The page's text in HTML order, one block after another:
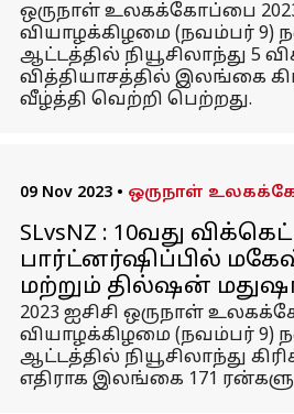
ஒருநாள் உலகக்கோப்பை
வியாழக்கிழமை (நவம்பர் 9)
ஆட்டத்தில் நியூசிலாந்து 5
வித்தியாசத்தில் இலங்கை
வீழ்த்தி வெற்றி பெற்றது.
09 Nov 2023 • ஒருநாள்
SLvsNZ : 10வது விக்கெட்
பார்ட்னர்ஷிப்பில்
மற்றும் தில்ஷன்
2023 ஐசிசி ஒருநாள்
வியாழக்கிழமை (நவம்பர் 9)
ஆட்டத்தில் நியூசிலாந்து
எதிராக இலங்கை 171